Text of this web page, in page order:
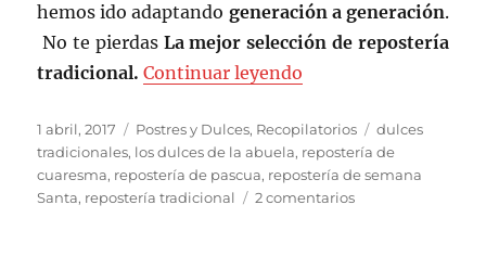
hemos ido adaptando generación a generación.
No te pierdas La mejor selección de repostería
tradicional. Continuar leyendo
Publicado
el
1 abril, 2017 Categorías
Postres y Dulces, Recopilatorios Etiquetas
dulces
tradicionales, los dulces de la abuela, repostería de
cuaresma, repostería de pascua, repostería de semana
Santa, repostería tradicional 2 comentariosen